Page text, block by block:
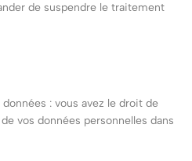
de suspendre le traitement
: vous avez le droit de
vos données personnelles dans